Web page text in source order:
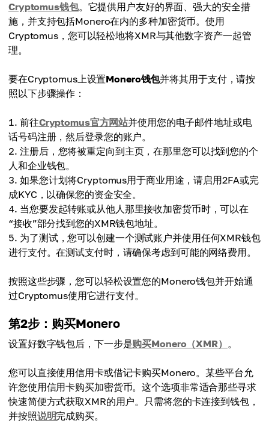
Cryptomus钱包。它提供用户友好的界面、强大的安全措
施，并支持包括Monero在内的多种加密货币。使用
Cryptomus，您可以轻松地将XMR与其他数字资产一起管
理。
要在Cryptomus上设置Monero钱包并将其用于支付，请按
照以下步骤操作：
前往Cryptomus官方网站并使用您的电子邮件地址或电
话号码注册，然后登录您的账户。
注册后，您将被重定向到主页，在那里您可以找到您的个
人和企业钱包。
如果您计划将Cryptomus用于商业用途，请启用2FA或完
成KYC，以确保您的资金安全。
当您要发起转账或从他人那里接收加密货币时，可以在
“接收”部分找到您的XMR钱包地址。
为了测试，您可以创建一个测试账户并使用任何XMR钱包
进行支付。在测试支付时，请确保考虑到可能的网络费用。
按照这些步骤，您可以轻松设置您的Monero钱包并开始通
过Cryptomus使用它进行支付。
第2步：购买Monero
设置好数字钱包后，下一步是购买Monero（XMR） 。
您可以直接使用信用卡或借记卡购买Monero。某些平台允
许您使用信用卡购买加密货币。这个选项非常适合那些寻求
快速简便方式获取XMR的用户。只需将您的卡连接到钱包，
并按照说明完成购买。